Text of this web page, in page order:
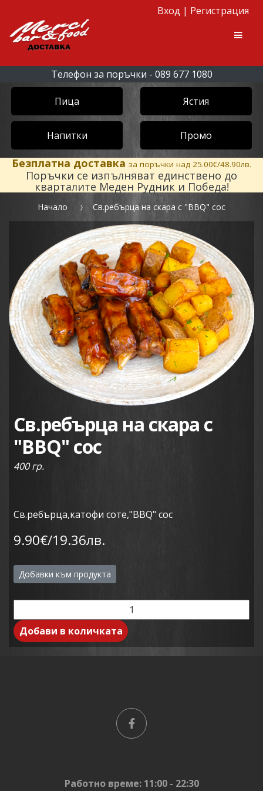
Вход | Регистрация
Skip to navigation
Skip to content
Телефон за поръчки - 089 677 1080
Пица Ястия
Напитки Промо
Безплатна доставка за поръчки над 25.00€/48.90лв.
Поръчки се изпълняват единствено до
кварталите Меден Рудник и Победа!
Начало Св.ребърца на скара с "BBQ" сос
Св.ребърца на скара с
"BBQ" сос
400 гр.
Св.ребърца,катофи соте,"BBQ" сос
9.90€/19.36лв.
Добавки към продукта
Добави в количката
Работно време: 11:00 - 22:30